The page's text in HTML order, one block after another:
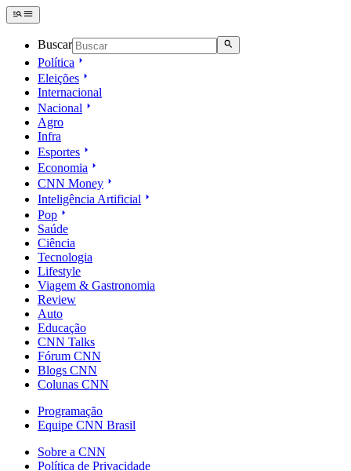
Buscar
Política
Eleições
Internacional
Nacional
Agro
Infra
Esportes
Economia
CNN Money
Inteligência Artificial
Pop
Saúde
Ciência
Tecnologia
Lifestyle
Viagem & Gastronomia
Review
Auto
Educação
CNN Talks
Fórum CNN
Blogs CNN
Colunas CNN
Programação
Equipe CNN Brasil
Sobre a CNN
Política de Privacidade